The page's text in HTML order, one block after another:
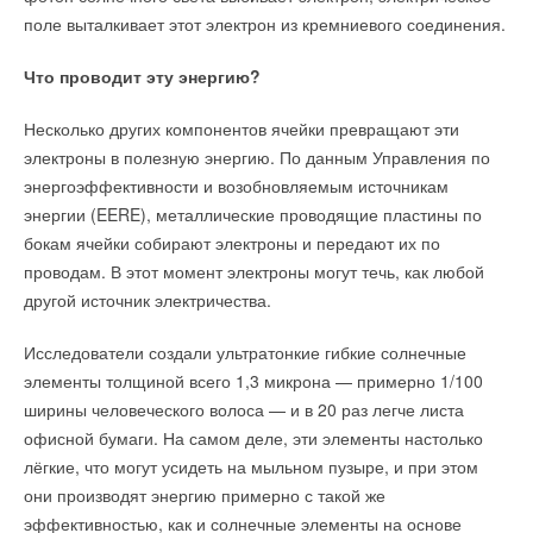
поле выталкивает этот электрон из кремниевого соединения.
Что проводит эту энергию?
Несколько других компонентов ячейки превращают эти
электроны в полезную энергию. По данным Управления по
энергоэффективности и возобновляемым источникам
энергии (EERE), металлические проводящие пластины по
бокам ячейки собирают электроны и передают их по
проводам. В этот момент электроны могут течь, как любой
другой источник электричества.
Исследователи создали ультратонкие гибкие солнечные
элементы толщиной всего 1,3 микрона — примерно 1/100
ширины человеческого волоса — и в 20 раз легче листа
офисной бумаги. На самом деле, эти элементы настолько
лёгкие, что могут усидеть на мыльном пузыре, и при этом
они производят энергию примерно с такой же
эффективностью, как и солнечные элементы на основе
Комментарии
Добавить комментарий
Ваше имя *
Ваш E-mail *
Текст комментария
Авторы новой работы изучили исследования о том, как
разные страны и регионы реагируют на стихийные бедствия,
в частности, как размещают и используют микросети. Эти
конструкции выдерживали наводнения и землетрясения. В
результате авторы сделали вывод, что микросети могут
помочь небольшим городам или сообществам пользоваться
электроэнергией даже во время и после климатических
ИСТОЧНИК: ХАЙТЕК
Читайте по теме:
→
Учёные ЮУрГУ создали каскадную установку,
объединяющую солнечную и геотермальную энергию
поверхности является крупнейшим в Европе в этом секторе)
оснащен 6000 квадратных метров фотоэлектрических
необходимой для производства. При этом 2
S.p. A. составляют экспортные поставки в Россию.
Комплексное производство более 40 лет ориентировано
не только на системы отопления с конденсационной
технологией (выпущено более 11 миллионов котлов), но и на
исследования, что несколько раз опережало рынок
с абсолютно инновационными продуктами: первые
гибридные системы, интегрированные в 2010 году и первый
бытового использования с пилотной установкой уже в 2019
году в Розебурге (Нидерланды), а затем и в Великобритании,
Франции и Германии, и теперь готов к серийному
производству и крупномасштабному распространению. За
Baxi стоит сила Группы, которая занимает мировое
лидерство в секторе отопления. Созданная в 2009 году
в результате слияния Baxi Group, De Dietrich и Remeha,